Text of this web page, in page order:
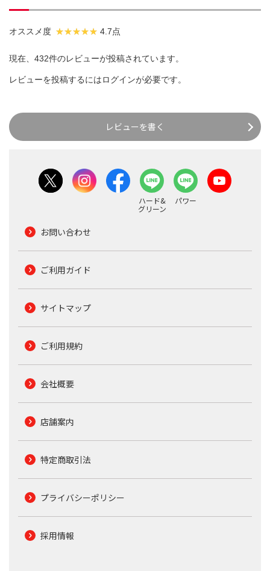
オススメ度 4.7点
現在、432件のレビューが投稿されています。
レビューを投稿するにはログインが必要です。
レビューを書く
ハード&
グリーン
パワー
お問い合わせ
ご利用ガイド
サイトマップ
ご利用規約
会社概要
店舗案内
特定商取引法
プライバシーポリシー
採用情報